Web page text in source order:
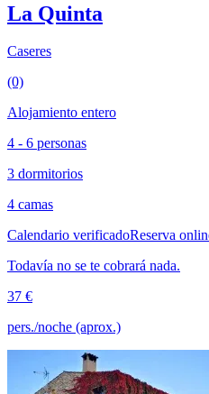
La Quinta
Caseres
(0)
Alojamiento entero
4 - 6 personas
3 dormitorios
4 camas
Calendario verificadoReserva
Todavía no se te cobrará nada.
37 €
pers./noche (aprox.)